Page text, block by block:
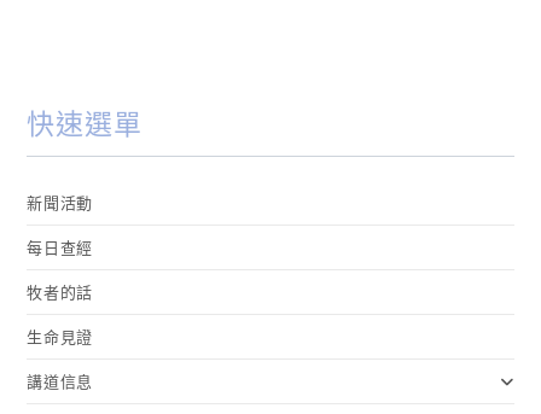
快速選單
新聞活動
每日查經
牧者的話
生命見證
講道信息